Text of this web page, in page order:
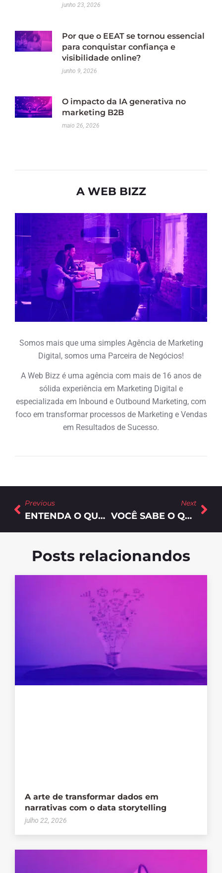
junho 23, 2026
Por que o EEAT se tornou essencial
para conquistar confiança e
visibilidade online?
junho 9, 2026
O impacto da IA generativa no
marketing B2B
maio 26, 2026
A WEB BIZZ
Somos mais que uma simples Agência de Marketing
Digital, somos uma Parceira de Negócios!
A Web Bizz é uma agência com mais de 16 anos de
sólida experiência em Marketing Digital e
especializada em Inbound e Outbound Marketing, com
foco em transformar processos de Marketing e Vendas
em Resultados de Sucesso.
Previous
ENTENDA O QUE SÃO OS TESTES A/B E COMO ELES PODEM AJUDAR NA CONVERSÃO DE SEU SITE
Next
VOCÊ SABE O QUE É MARKETING DIGITAL?
Posts relacionandos
A arte de transformar dados em
narrativas com o data storytelling
julho 22, 2026